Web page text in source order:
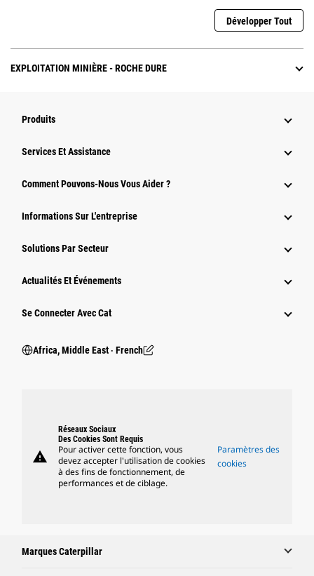
Développer Tout
EXPLOITATION MINIÈRE - ROCHE DURE
Produits
Services Et Assistance
Comment Pouvons-Nous Vous Aider ?
Informations Sur L'entreprise
Solutions Par Secteur
Actualités Et Événements
Se Connecter Avec Cat
Africa, Middle East ‧ French
warning
Réseaux Sociaux
Des Cookies Sont Requis
Pour activer cette fonction, vous
devez accepter l'utilisation de cookies
à des fins de fonctionnement, de
performances et de ciblage.
Paramètres des
cookies
Marques Caterpillar